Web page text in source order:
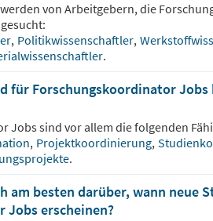
von Arbeitgebern, die
, Politikwissenschaftler,
.
für Forschungskoordinator Jobs
Jobs sind vor allem die folgenden
, Projektkoordinierung,
.
am besten darüber, wann neue
Jobs erscheinen?